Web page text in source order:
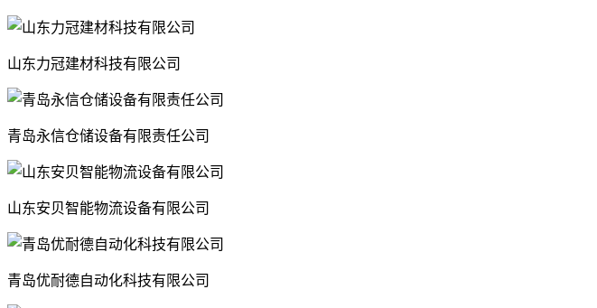
山东力冠建材科技有限公司
青岛永信仓储设备有限责任公司
山东安贝智能物流设备有限公司
青岛优耐德自动化科技有限公司